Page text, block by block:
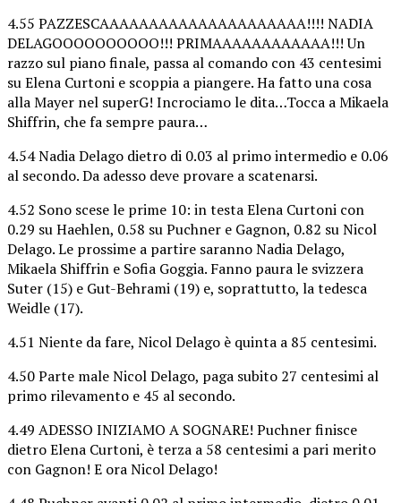
4.55 PAZZESCAAAAAAAAAAAAAAAAAAAAA!!!! NADIA
DELAGOOOOOOOOOO!!! PRIMAAAAAAAAAAAA!!! Un
razzo sul piano finale, passa al comando con 43 centesimi
su Elena Curtoni e scoppia a piangere. Ha fatto una cosa
alla Mayer nel superG! Incrociamo le dita…Tocca a Mikaela
Shiffrin, che fa sempre paura…
4.54 Nadia Delago dietro di 0.03 al primo intermedio e 0.06
al secondo. Da adesso deve provare a scatenarsi.
4.52 Sono scese le prime 10: in testa Elena Curtoni con
0.29 su Haehlen, 0.58 su Puchner e Gagnon, 0.82 su Nicol
Delago. Le prossime a partire saranno Nadia Delago,
Mikaela Shiffrin e Sofia Goggia. Fanno paura le svizzera
Suter (15) e Gut-Behrami (19) e, soprattutto, la tedesca
Weidle (17).
4.51 Niente da fare, Nicol Delago è quinta a 85 centesimi.
4.50 Parte male Nicol Delago, paga subito 27 centesimi al
primo rilevamento e 45 al secondo.
4.49 ADESSO INIZIAMO A SOGNARE! Puchner finisce
dietro Elena Curtoni, è terza a 58 centesimi a pari merito
con Gagnon! E ora Nicol Delago!